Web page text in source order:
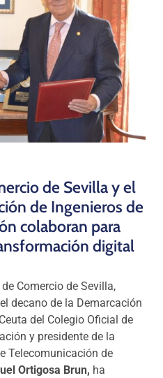
de Sevilla y el
de Ingenieros de
colaboran para
digital
Comercio de Sevilla,
decano de la Demarcación
del Colegio Oficial de
y presidente de la
Telecomunicación de
Ortigosa Brun, ha